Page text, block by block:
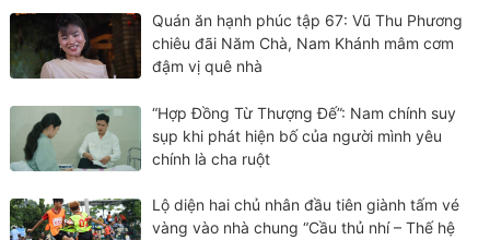
Quán ăn hạnh phúc tập 67: Vũ Thu Phương
chiêu đãi Năm Chà, Nam Khánh mâm cơm
đậm vị quê nhà
“Hợp Đồng Từ Thượng Đế”: Nam chính suy
sụp khi phát hiện bố của người mình yêu
chính là cha ruột
Lộ diện hai chủ nhân đầu tiên giành tấm vé
vàng vào nhà chung “Cầu thủ nhí – Thế hệ